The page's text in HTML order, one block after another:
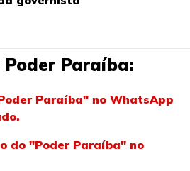
Paraíba:
Paraíba" no WhatsApp
do "Poder Paraíba" no